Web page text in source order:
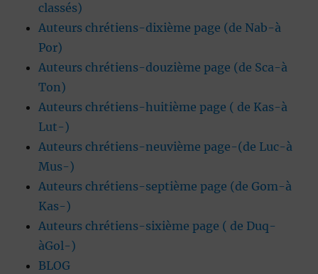
classés)
Auteurs chrétiens-dixième page (de Nab-à
Por)
Auteurs chrétiens-douzième page (de Sca-à
Ton)
Auteurs chrétiens-huitième page ( de Kas-à
Lut-)
Auteurs chrétiens-neuvième page-(de Luc-à
Mus-)
Auteurs chrétiens-septième page (de Gom-à
Kas-)
Auteurs chrétiens-sixième page ( de Duq-
àGol-)
BLOG